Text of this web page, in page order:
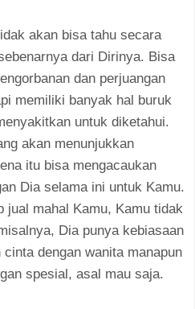
akan bisa tahu secara
dari Dirinya. Bisa
dan perjuangan
memiliki banyak hal buruk
untuk diketahui.
akan menunjukkan
itu bisa mengacaukan
Dia selama ini untuk Kamu.
jual mahal Kamu, Kamu tidak
Dia punya kebiasaan
dengan wanita manapun
spesial, asal mau saja.